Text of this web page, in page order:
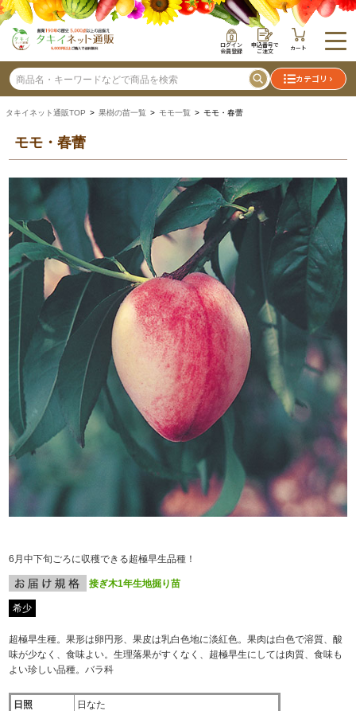
ログイン
会員登録
申込番号で
ご注文 カート
カテゴリ
タキイネット通販TOP > 果樹の苗一覧 > モモ一覧 > モモ・春蕾
モモ・春蕾
6月中下旬ごろに収穫できる超極早生品種！
接ぎ木1年生地掘り苗
希少
超極早生種。果形は卵円形、果皮は乳白色地に淡紅色。果肉は白色で溶質、酸
味が少なく、食味よい。生理落果がすくなく、超極早生にしては肉質、食味も
よい珍しい品種。バラ科
日照
日なた